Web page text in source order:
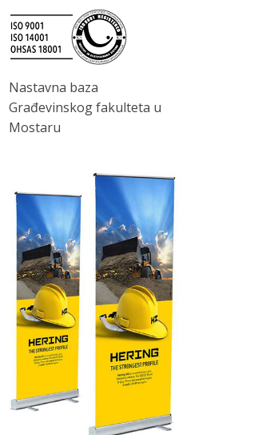
Nastavna baza
Građevinskog fakulteta u
Mostaru